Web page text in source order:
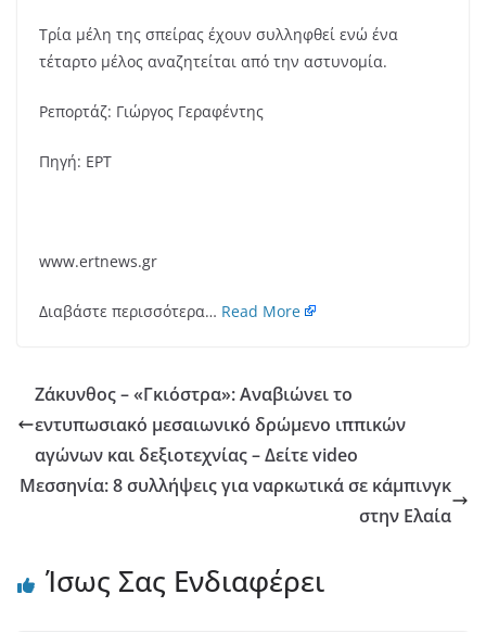
Τρία μέλη της σπείρας έχουν συλληφθεί ενώ ένα
τέταρτο μέλος αναζητείται από την αστυνομία.
Ρεπορτάζ: Γιώργος Γεραφέντης
Πηγή: ΕΡΤ
www.ertnews.gr
Διαβάστε περισσότερα… Read More
Ζάκυνθος – «Γκιόστρα»: Αναβιώνει το
εντυπωσιακό μεσαιωνικό δρώμενο ιππικών
αγώνων και δεξιοτεχνίας – Δείτε video
Μεσσηνία: 8 συλλήψεις για ναρκωτικά σε κάμπινγκ
στην Ελαία
Ίσως Σας Ενδιαφέρει